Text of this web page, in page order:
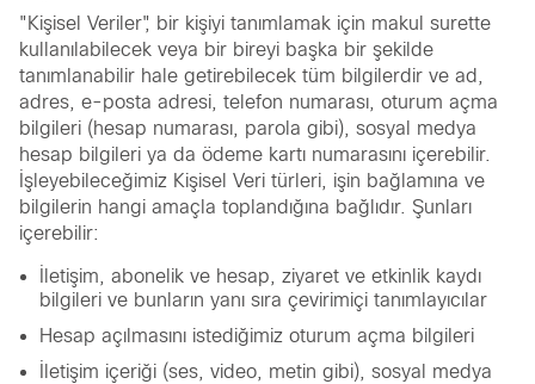
"Kişisel Veriler", bir kişiyi tanımlamak için makul surette
kullanılabilecek veya bir bireyi başka bir şekilde
tanımlanabilir hale getirebilecek tüm bilgilerdir ve ad,
adres, e-posta adresi, telefon numarası, oturum açma
bilgileri (hesap numarası, parola gibi), sosyal medya
hesap bilgileri ya da ödeme kartı numarasını içerebilir.
İşleyebileceğimiz Kişisel Veri türleri, işin bağlamına ve
bilgilerin hangi amaçla toplandığına bağlıdır. Şunları
içerebilir:
İletişim, abonelik ve hesap, ziyaret ve etkinlik kaydı
bilgileri ve bunların yanı sıra çevirimiçi tanımlayıcılar
Hesap açılmasını istediğimiz oturum açma bilgileri
İletişim içeriği (ses, video, metin gibi), sosyal medya